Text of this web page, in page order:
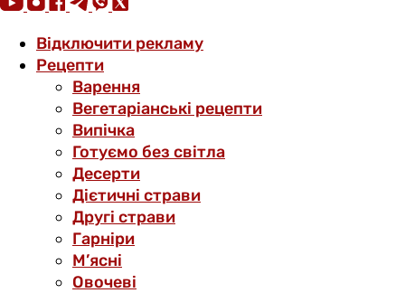
Відключити рекламу
Рецепти
Варення
Вегетаріанські рецепти
Випічка
Готуємо без світла
Десерти
Дієтичні страви
Другі страви
Гарніри
М’ясні
Овочеві